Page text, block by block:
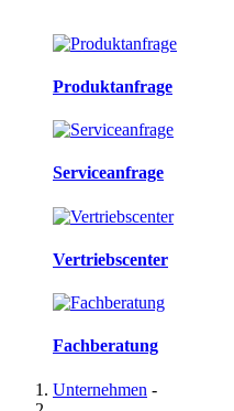
Produktanfrage
Serviceanfrage
Vertriebscenter
Fachberatung
Unternehmen -